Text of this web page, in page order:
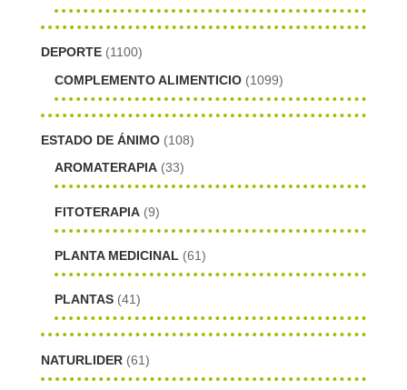
DEPORTE (1100)
COMPLEMENTO ALIMENTICIO (1099)
ESTADO DE ÁNIMO (108)
AROMATERAPIA (33)
FITOTERAPIA (9)
PLANTA MEDICINAL (61)
PLANTAS (41)
NATURLIDER (61)